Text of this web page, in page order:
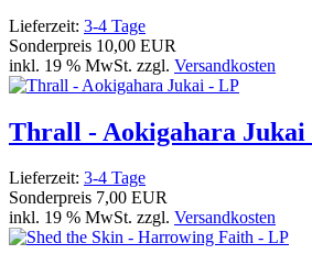
Lieferzeit: 3-4 Tage
Sonderpreis 10,00 EUR
inkl. 19 % MwSt. zzgl. Versandkosten
Thrall - Aokigahara Jukai
Lieferzeit: 3-4 Tage
Sonderpreis 7,00 EUR
inkl. 19 % MwSt. zzgl. Versandkosten